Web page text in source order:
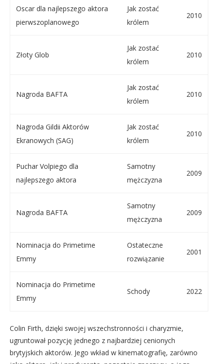
Oscar dla najlepszego aktora
pierwszoplanowego
Jak zostać
królem
2010
Złoty Glob
Jak zostać
królem
2010
Nagroda BAFTA
Jak zostać
królem
2010
Nagroda Gildii Aktorów
Ekranowych (SAG)
Jak zostać
królem
2010
Puchar Volpiego dla
najlepszego aktora
Samotny
mężczyzna
2009
Nagroda BAFTA
Samotny
mężczyzna
2009
Nominacja do Primetime
Emmy
Ostateczne
rozwiązanie
2001
Nominacja do Primetime
Emmy
Schody 2022
Colin Firth, dzięki swojej wszechstronności i charyzmie,
ugruntował pozycję jednego z najbardziej cenionych
brytyjskich aktorów. Jego wkład w kinematografię, zarówno